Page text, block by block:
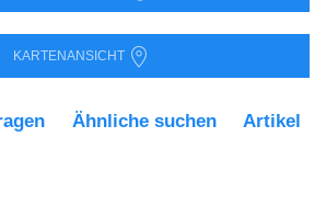
KARTENANSICHT
Ähnliche suchen Artikel